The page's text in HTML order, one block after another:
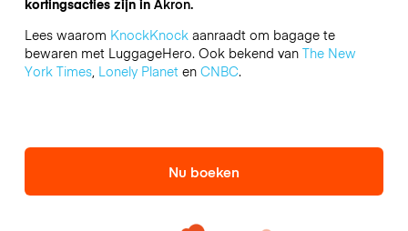
Lees waarom KnockKnockaanraadt om bagage te
bewaren met LuggageHero. Ook bekend van The New
York Times, Lonely Planeten CNBC.
Nu boeken